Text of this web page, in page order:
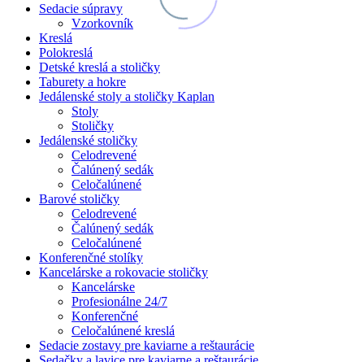
Sedacie súpravy
Vzorkovník
Kreslá
Polokreslá
Detské kreslá a stoličky
Taburety a hokre
Jedálenské stoly a stoličky Kaplan
Stoly
Stoličky
Jedálenské stoličky
Celodrevené
Čalúnený sedák
Celočalúnené
Barové stoličky
Celodrevené
Čalúnený sedák
Celočalúnené
Konferenčné stolíky
Kancelárske a rokovacie stoličky
Kancelárske
Profesionálne 24/7
Konferenčné
Celočalúnené kreslá
Sedacie zostavy pre kaviarne a reštaurácie